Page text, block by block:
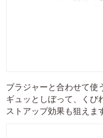
ブラジャーと合わせて使
ギュッとしぼって、くび
ストアップ効果も狙えま